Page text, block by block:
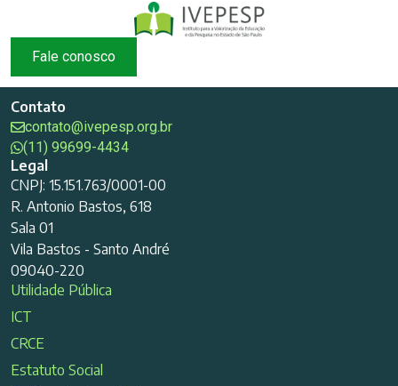
Fale conosco
Contato
contato@ivepesp.org.br
(11) 99699-4434
Legal
CNPJ: 15.151.763/0001-00
R. Antonio Bastos, 618
Sala 01
Vila Bastos - Santo André
09040-220
Utilidade Pública
ICT
CRCE
Estatuto Social